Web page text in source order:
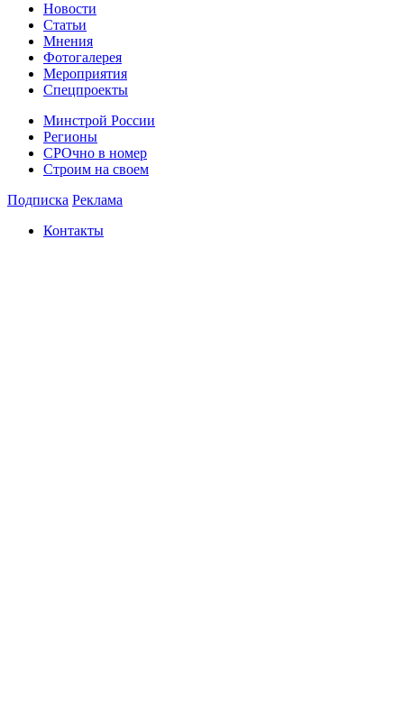
Новости
Статьи
Мнения
Фотогалерея
Мероприятия
Спецпроекты
Минстрой России
Регионы
СРОчно в номер
Строим на своем
Подписка Реклама
Контакты